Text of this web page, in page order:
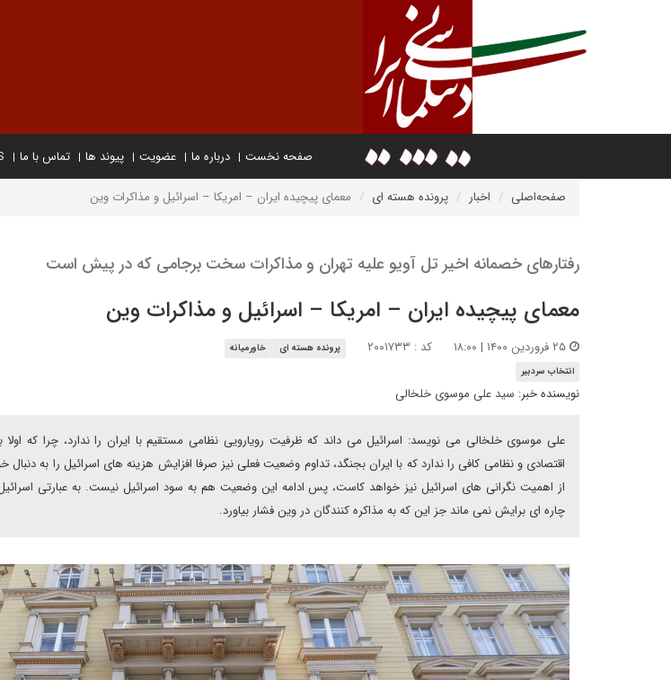
صفحه نخست درباره ما عضویت پیوند ها تماس با ما
صفحه‌اصلی اخبار پرونده هسته ای معمای پیچیده ایران – امریکا – اسرائیل و مذاکرات وین
رفتارهای خصمانه اخیر تل آویو علیه تهران و مذاکرات سخت برجامی که در پیش است
معمای پیچیده ایران – امریکا – اسرائیل و مذاکرات وین
کد : ۲۰۰۱۷۳۳ پرونده هسته ای
خاورمیانه
انتخاب سردبیر
نویسنده خبر: سید علی موسوی خلخالی
علی موسوی خلخالی می نویسد: اسرائیل می داند که ظرفیت رویارویی نظامی مستقیم با ایران را ندارد، چرا که اولا
اقتصادی و نظامی کافی را ندارد که با ایران بجنگد، تداوم وضعیت فعلی نیز صرفا افزایش هزینه های اسرائیل را به
از اهمیت نگرانی های اسرائیل نیز خواهد کاست، پس ادامه این وضعیت هم به سود اسرائیل نیست. به عبارتی
چاره ای برایش نمی ماند جز این که به مذاکره کنندگان در وین فشار بیاورد.